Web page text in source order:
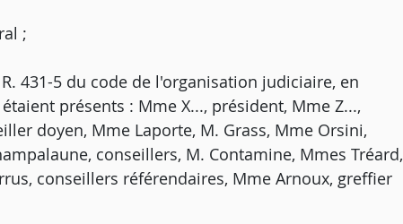
;
431-5 du code de l'organisation judiciaire, en
présents : Mme X..., président, Mme Z...,
doyen, Mme Laporte, M. Grass, Mme Orsini,
conseillers, M. Contamine, Mmes Tréard,
conseillers référendaires, Mme Arnoux, greffier